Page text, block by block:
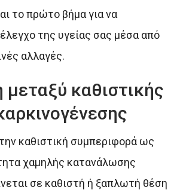
το πρώτο βήμα για να
της υγείας σας μέσα από
αλλαγές.
καθιστικής
καθιστική συμπεριφορά ως
χαμηλής κατανάλωσης
σε καθιστή ή ξαπλωτή θέση